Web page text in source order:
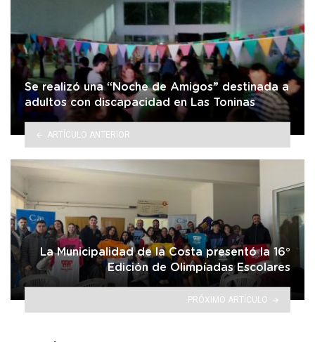
Se realizó una “Noche de Amigos” destinada a
adultos con discapacidad en Las Toninas
ARTÍCULO ANTERIOR
La Municipalidad de la Costa presentó la 16°
Edición de Olimpíadas Escolares
PRÓXIMO ARTÍCULO